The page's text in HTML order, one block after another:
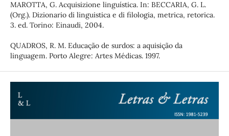
MAROTTA, G. Acquisizione linguística. In: BECCARIA, G. L.
(Org.). Dizionario di linguistica e di filologia, metrica, retorica.
3. ed. Torino: Einaudi, 2004.
QUADROS, R. M. Educação de surdos: a aquisição da
linguagem. Porto Alegre: Artes Médicas. 1997.